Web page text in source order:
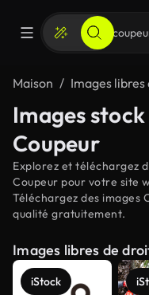
Maison Images
Images
Coupeur
Explorez et téléchargez
Coupeur pour votre site
Téléchargez des images
qualité gratuitement.
Images libres de
iStock